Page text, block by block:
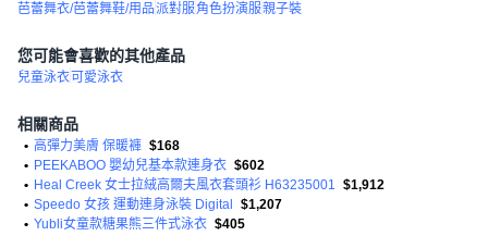
芭蕾舞衣/芭蕾舞鞋/用品派對服角色扮演服親子裝
您可能會喜歡的其他產品
兒童泳衣 可愛泳衣
相關商品
• 高彈力美膚 保暖褲 $168
• PEEKABOO 嬰幼兒基本款連身衣 $602
• Heal Creek 女士拉絨高爾夫風衣套頭衫 H63235001 $1,912
• Speedo 女孩 運動連身泳裝 Digital
$1,207
• Yubli女童款糖果熊三件式泳衣 $405